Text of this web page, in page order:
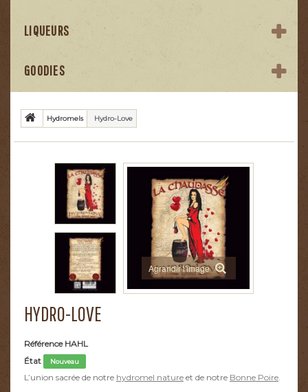
LIQUEURS
GOODIES
Hydromels Hydro-Love
Agrandir l'image
HYDRO-LOVE
Référence HAHL
État
Nouveau
L’union sacrée de notre hydromel nature et de notre Bonne Poire.